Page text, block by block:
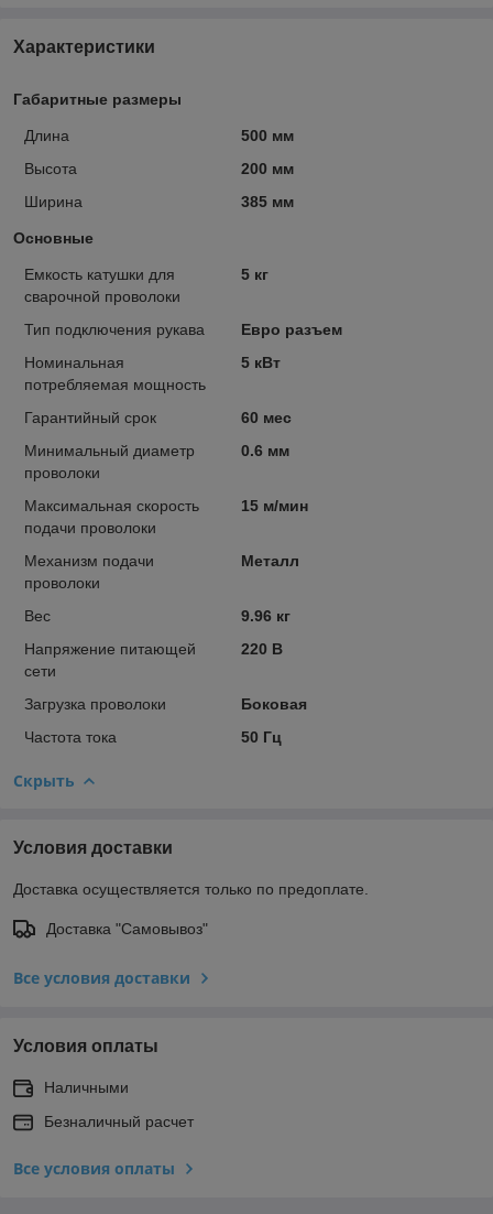
Характеристики
Габаритные размеры
Длина
500 мм
Высота
200 мм
Ширина
385 мм
Основные
Емкость катушки для
сварочной проволоки
5 кг
Тип подключения рукава
Евро разъем
Номинальная
потребляемая мощность
5 кВт
Гарантийный срок
60 мес
Минимальный диаметр
проволоки
0.6 мм
Максимальная скорость
подачи проволоки
15 м/мин
Механизм подачи
проволоки
Металл
Вес
9.96 кг
Напряжение питающей
сети
220 В
Загрузка проволоки
Боковая
Частота тока
50 Гц
Скрыть
Условия доставки
Доставка осуществляется только по предоплате.
Доставка "Самовывоз"
Все условия доставки
Условия оплаты
Наличными
Безналичный расчет
Все условия оплаты